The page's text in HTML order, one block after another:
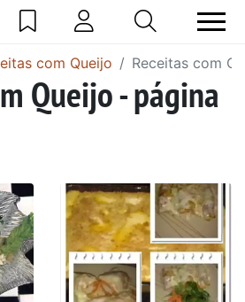
com Queijo Receitas com
Queijo - página